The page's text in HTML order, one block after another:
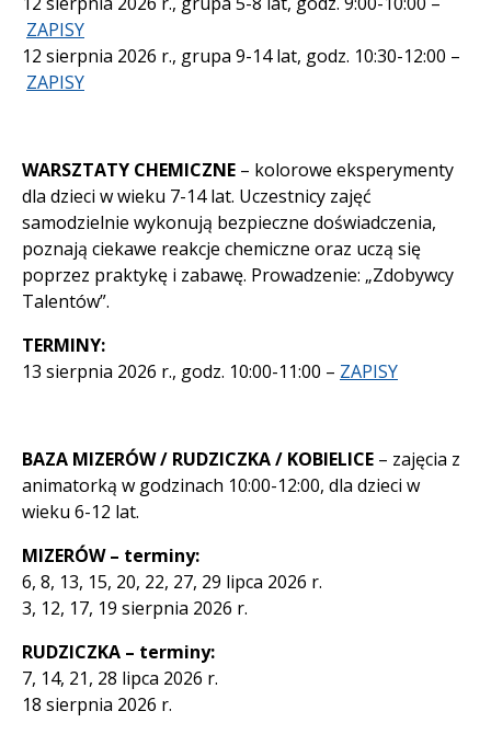
ZAPISY
12 sierpnia 2026 r., grupa 9-14 lat, godz. 10:30-12:00 –
ZAPISY
WARSZTATY CHEMICZNE – kolorowe eksperymenty
dla dzieci w wieku 7-14 lat. Uczestnicy zajęć
samodzielnie wykonują bezpieczne doświadczenia,
poznają ciekawe reakcje chemiczne oraz uczą się
poprzez praktykę i zabawę. Prowadzenie: „Zdobywcy
Talentów”.
TERMINY:
13 sierpnia 2026 r., godz. 10:00-11:00 – ZAPISY
BAZA MIZERÓW / RUDZICZKA / KOBIELICE – zajęcia z
animatorką w godzinach 10:00-12:00, dla dzieci w
wieku 6-12 lat.
MIZERÓW – terminy:
6, 8, 13, 15, 20, 22, 27, 29 lipca 2026 r.
3, 12, 17, 19 sierpnia 2026 r.
RUDZICZKA – terminy:
7, 14, 21, 28 lipca 2026 r.
18 sierpnia 2026 r.